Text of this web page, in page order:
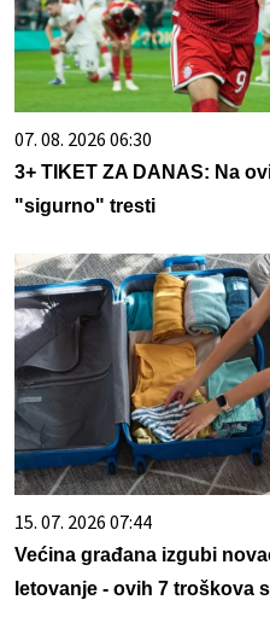
07. 08. 2026 06:30
3+ TIKET ZA DANAS: Na
"sigurno" tresti
15. 07. 2026 07:44
Većina građana izgubi
letovanje - ovih 7 troškova